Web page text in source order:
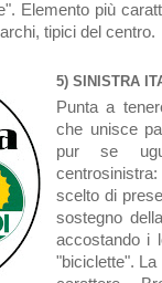
Elemento più
tipici del centro.
5) SINISTRA
Punta a
che unisce
pur se
scelto di
sostegno
accostando i
"biciclette".